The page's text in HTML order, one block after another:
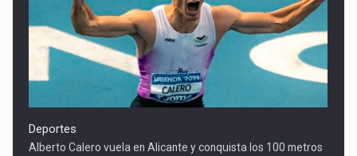
lisos con su mejor marca de la temporada